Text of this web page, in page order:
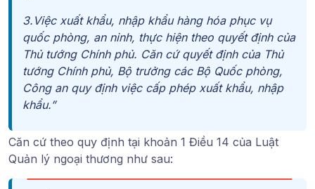
3.Việc xuất khẩu, nhập khẩu hàng hóa phục vụ
quốc phòng, an ninh, thực hiện theo quyết định của
Thủ tướng Chính phủ. Căn cứ quyết định của Thủ
tướng Chính phủ, Bộ trưởng các Bộ Quốc phòng,
Công an quy định việc cấp phép xuất khẩu, nhập
khẩu.”
Căn cứ theo quy định tại khoản 1 Điều 14 của Luật
Quản lý ngoại thương như sau: